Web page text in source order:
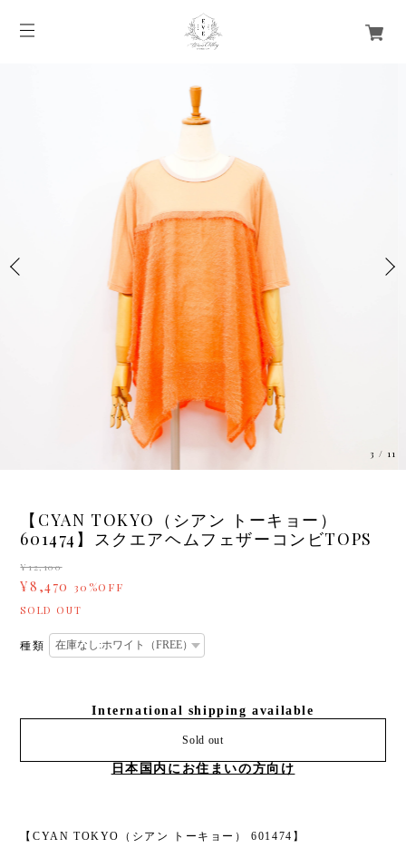
3 / 11
【CYAN TOKYO（シアン トーキョー）
601474】スクエアヘムフェザーコンビTOPS
¥12,100
¥8,470 30%OFF
SOLD OUT
種類
International shipping available
Sold out
日本国内にお住まいの方向け
【CYAN TOKYO（シアン トーキョー） 601474】